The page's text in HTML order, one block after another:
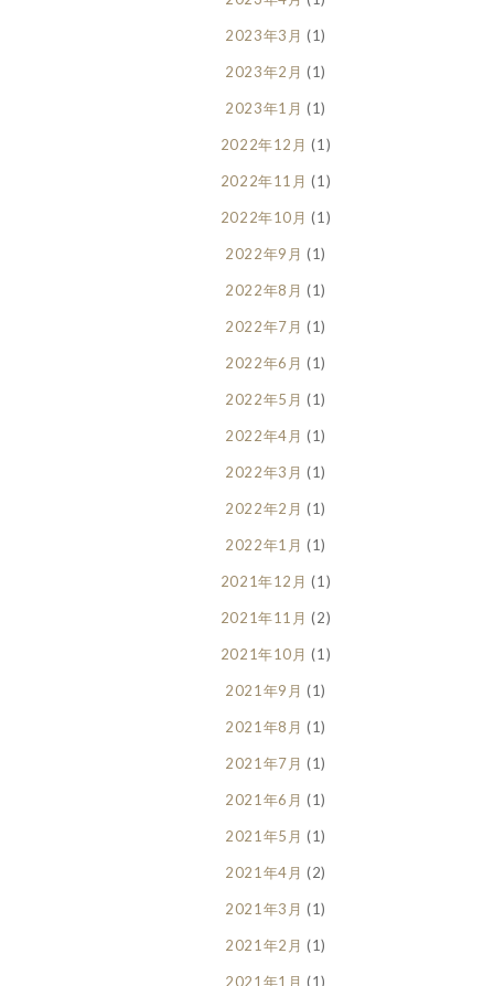
2023年3月 (1)
2023年2月 (1)
2023年1月 (1)
2022年12月 (1)
2022年11月 (1)
2022年10月 (1)
2022年9月 (1)
2022年8月 (1)
2022年7月 (1)
2022年6月 (1)
2022年5月 (1)
2022年4月 (1)
2022年3月 (1)
2022年2月 (1)
2022年1月 (1)
2021年12月 (1)
2021年11月 (2)
2021年10月 (1)
2021年9月 (1)
2021年8月 (1)
2021年7月 (1)
2021年6月 (1)
2021年5月 (1)
2021年4月 (2)
2021年3月 (1)
2021年2月 (1)
2021年1月 (1)